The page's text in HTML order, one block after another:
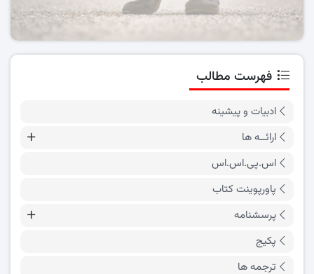
فهرست مطالب
ادبیات و پیشینه
ارائــه ها
اس.پی.اس.اس
پاورپوینت کتاب
پرسشنامه
پکیج
ترجمه ها